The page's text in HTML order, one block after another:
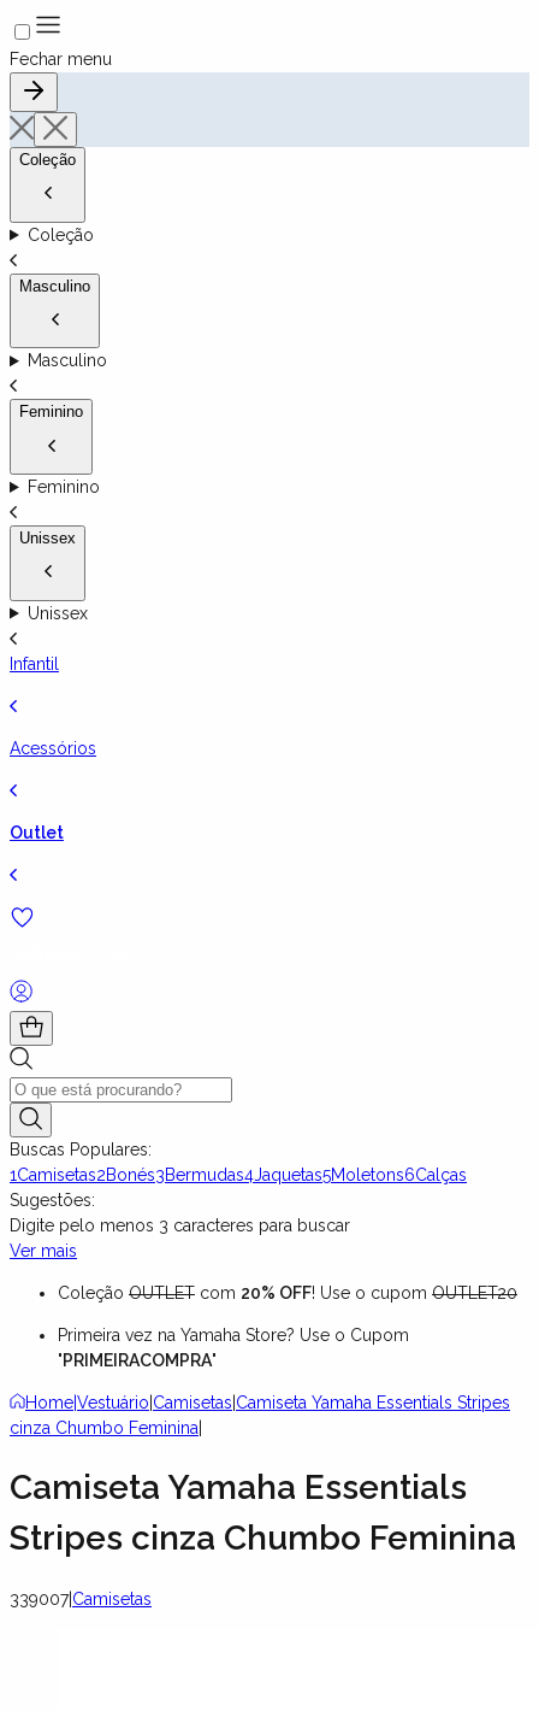
Fechar menu
Coleção
Coleção
Masculino
Masculino
Feminino
Feminino
Unissex
Unissex
Infantil
Acessórios
Outlet
Buscas Populares:
1Camisetas2Bonés3Bermudas4Jaquetas5Moletons6Calças
Sugestões:
Digite pelo menos 3 caracteres para buscar
Ver mais
Coleção OUTLET com 20% OFF! Use o cupom OUTLET20
Primeira vez na Yamaha Store? Use o Cupom
"PRIMEIRACOMPRA"
HomeVestuário Camisetas Camiseta Yamaha Essentials Stripes
cinza Chumbo Feminina
Camiseta Yamaha Essentials
Stripes cinza Chumbo Feminina
339007|Camisetas